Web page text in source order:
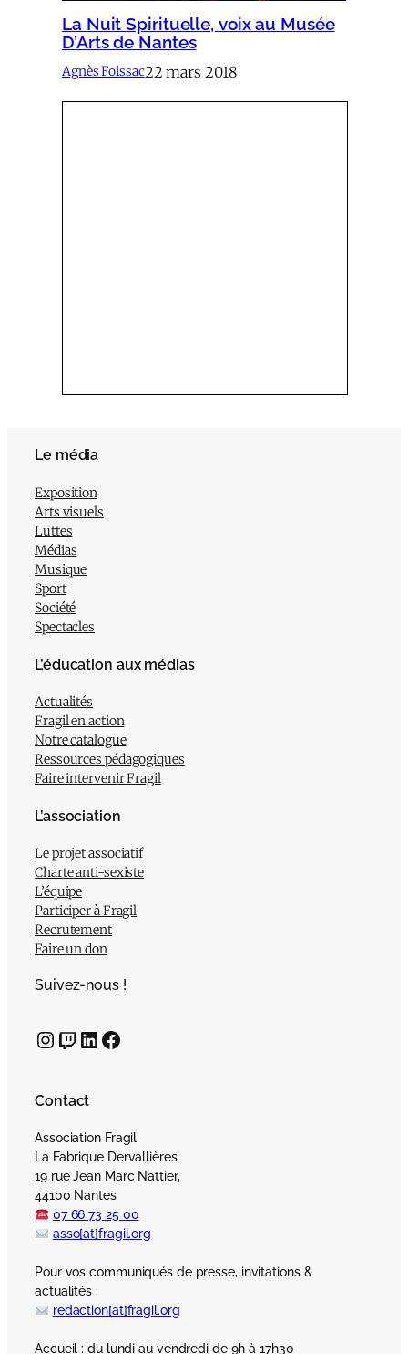
La Nuit Spirituelle, voix au Musée
D’Arts de Nantes
Agnès Foissac22 mars 2018
Le média
Exposition
Arts visuels
Luttes
Médias
Musique
Sport
Société
Spectacles
L’éducation aux médias
Actualités
Fragil en action
Notre catalogue
Ressources pédagogiques
Faire intervenir Fragil
L’association
Le projet associatif
Charte anti-sexiste
L’équipe
Participer à Fragil
Recrutement
Faire un don
Suivez-nous !
InstagramTwitch LinkedIn Facebook
Contact
Association Fragil
La Fabrique Dervallières
19 rue Jean Marc Nattier,
44100 Nantes
07 66 73 25 00
asso[at]fragil.org
Pour vos communiqués de presse, invitations &
actualités :
redaction[at]fragil.org
Accueil : du lundi au vendredi de 9h à 17h30